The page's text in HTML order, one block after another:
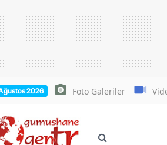
2026 Foto Galeriler